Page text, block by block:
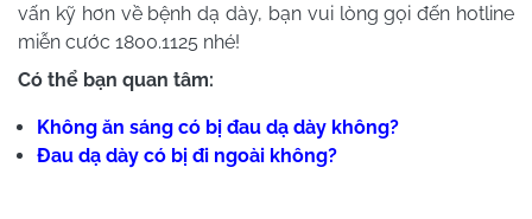
vấn kỹ hơn về bệnh dạ dày, bạn vui lòng gọi đến hotline
miễn cước 1800.1125 nhé!
Có thể bạn quan tâm:
Không ăn sáng có bị đau dạ dày không?
Đau dạ dày có bị đi ngoài không?